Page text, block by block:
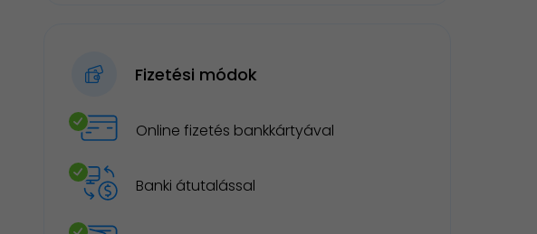
Fizetési módok
Online fizetés bankkártyával
Banki átutalással